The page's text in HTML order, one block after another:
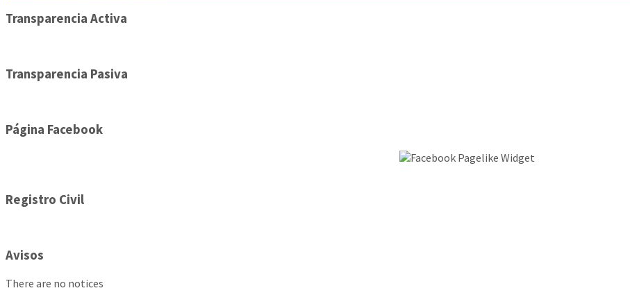
Transparencia Activa
Transparencia Pasiva
Página Facebook
Registro Civil
Avisos
There are no notices